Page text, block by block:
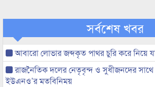
সর্বশেষ খবর
আবারো লোভার জব্দকৃত পাথর চুরি করে নিয়ে
রাজনৈতিক দলের নেতৃবৃন্দ ও সুধীজনদের সাথে
ইউএনও’র মতবিনিময়